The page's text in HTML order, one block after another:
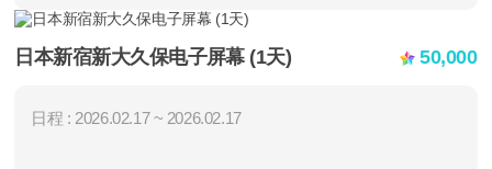
日本新宿新大久保电子屏幕 (1天) 50,000
日程 : 2026.02.17 ~ 2026.02.17